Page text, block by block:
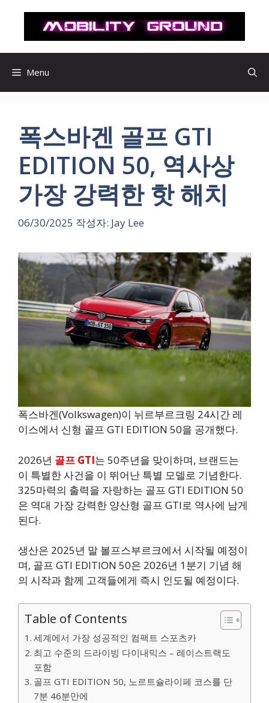
로
Menu
폭스바겐 골프 GTI
EDITION 50, 역사상
가장 강력한 핫 해치
06/30/2025 작성자: Jay Lee
폭스바겐(Volkswagen)이 뉘르부르크링 24시간 레
이스에서 신형 골프 GTI EDITION 50을 공개했다.
2026년 골프 GTI는 50주년을 맞이하며, 브랜드는
이 특별한 사건을 이 뛰어난 특별 모델로 기념한다.
325마력의 출력을 자랑하는 골프 GTI EDITION 50
은 역대 가장 강력한 양산형 골프 GTI로 역사에 남게
된다.
생산은 2025년 말 볼프스부르크에서 시작될 예정이
며, 골프 GTI EDITION 50은 2026년 1분기 기념 해
의 시작과 함께 고객들에게 즉시 인도될 예정이다.
Table of Contents
세계에서 가장 성공적인 컴팩트 스포츠카
최고 수준의 드라이빙 다이내믹스 – 레이스트랙도
포함
골프 GTI EDITION 50, 노르트슐라이페 코스를 단
7분 46분만에